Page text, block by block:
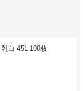
白 45L 100枚